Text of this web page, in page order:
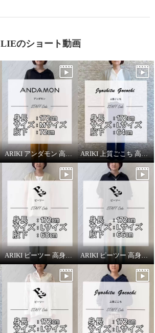
LIEのショート動画
ARIKI アンダモン 高身長スタッフがはいてみました！ ARIKI 上質ごこち 高身長スタッフがはいてみました！
ARIKI ピーツー 高身長スタッフがはいてみました！ ARIKI ピーツー 高身長スタッフがはいてみました！